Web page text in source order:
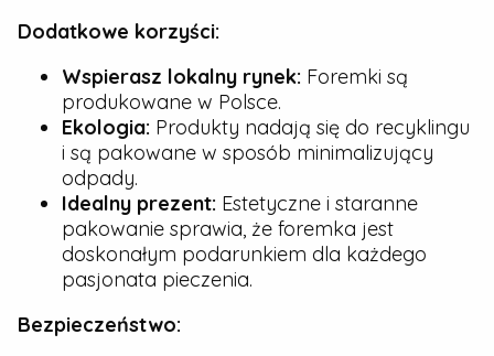
Dodatkowe korzyści:
Wspierasz lokalny rynek: Foremki są
produkowane w Polsce.
Ekologia: Produkty nadają się do recyklingu
i są pakowane w sposób minimalizujący
odpady.
Idealny prezent: Estetyczne i staranne
pakowanie sprawia, że foremka jest
doskonałym podarunkiem dla każdego
pasjonata pieczenia.
Bezpieczeństwo: